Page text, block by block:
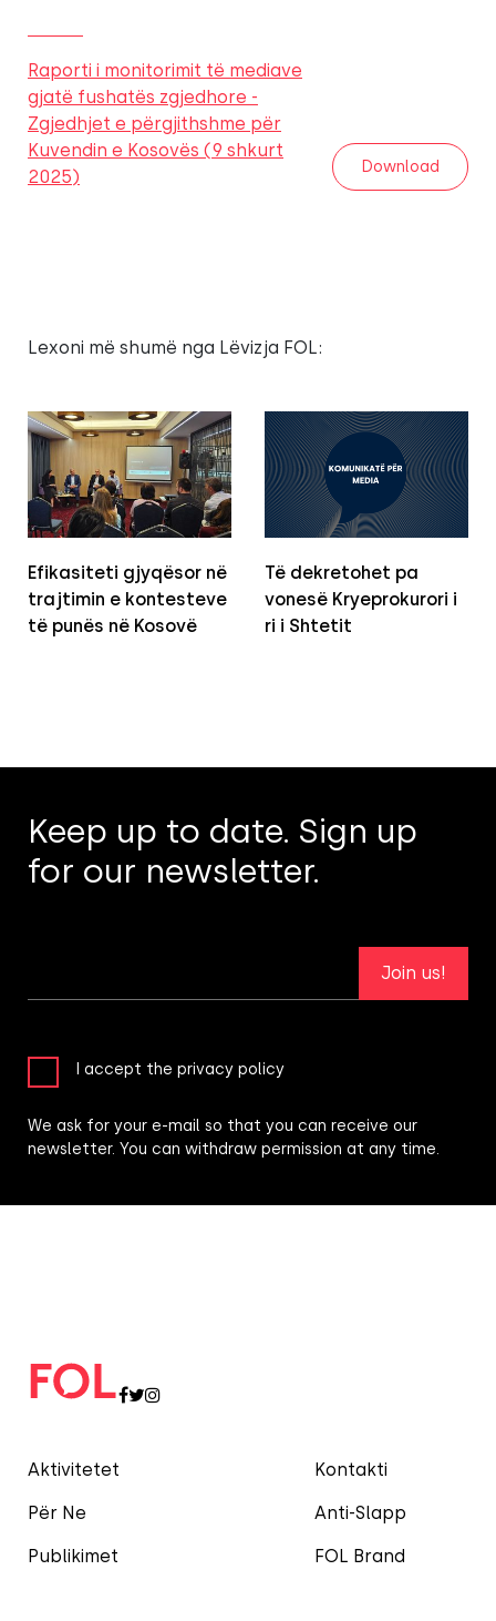
Raporti i monitorimit të mediave
gjatë fushatës zgjedhore -
Zgjedhjet e përgjithshme për
Kuvendin e Kosovës (9 shkurt
2025)
Download
Lexoni më shumë nga Lëvizja FOL:
Efikasiteti gjyqësor në
trajtimin e kontesteve
të punës në Kosovë
Të dekretohet pa
vonesë Kryeprokurori i
ri i Shtetit
Aktivitetet
Për Ne
Publikimet
Kontakti
Anti-Slapp
FOL Brand
Keep up to date. Sign up
for our newsletter.
Join us!
I accept the privacy policy
We ask for your e-mail so that you can receive our
newsletter. You can withdraw permission at any time.